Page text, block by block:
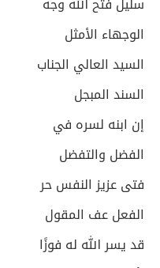
الوجهاء الأمثل
السيد العالي الجناب
السند المبجل
إن ابنه لسره في
الفضل والتفضل
فتى عزيز النفس حر
الفعل عف المقول
قد يسر الله له فوزًا